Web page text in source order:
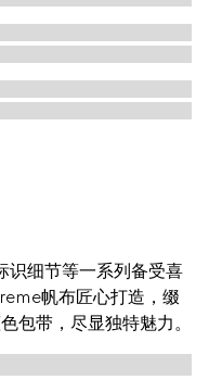
识细节等一系列备受喜
帆布匠心打造，缀
包带，尽显独特魅力。